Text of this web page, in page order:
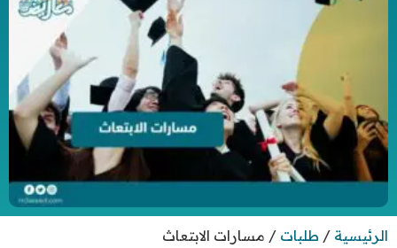
الرئيسية / طلبات / مسارات الابتعاث